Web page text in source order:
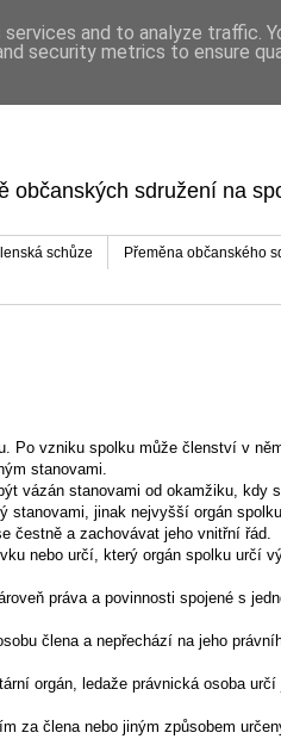
občanských sdružení na
schůze Přeměna občanského
Po vzniku spolku může členství v
stanovami.
vázán stanovami od okamžiku, kdy
stanovami, jinak nejvyšší orgán
čestně a zachovávat jeho vnitřní řád.
nebo určí, který orgán spolku určí
práva a povinnosti spojené s
člena a nepřechází na jeho
orgán, ledaže právnická osoba určí
za člena nebo jiným způsobem
and to analyze traffic.
security metrics to ensure